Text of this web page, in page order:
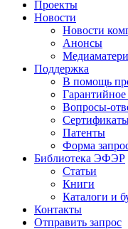
Проекты
Новости
Новости
Анонсы
Поддержка
В помощь
Вопросы-
Патенты
Форма
Библиотека ЭФЭР
Статьи
Книги
Каталоги и
Контакты
Отправить запрос